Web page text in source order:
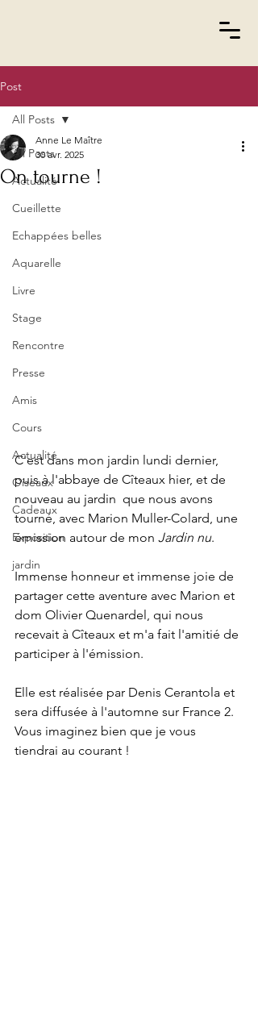
Post
All Posts
Actualité
Cueillette
Echappées belles
Aquarelle
Livre
Stage
Rencontre
Presse
Amis
Cours
Actualité
Oiseaux
Cadeaux
Exposition
jardin
All Posts
On tourne !
Anne Le Maître
30 avr. 2025
C'est dans mon jardin lundi dernier,
puis à l'abbaye de Cîteaux hier, et de
nouveau au jardin  que nous avons
tourné, avec Marion Muller-Colard, une
émission autour de mon Jardin nu.
Immense honneur et immense joie de
partager cette aventure avec Marion et
dom Olivier Quenardel, qui nous
recevait à Cîteaux et m'a fait l'amitié de
participer à l'émission.
Elle est réalisée par Denis Cerantola et
sera diffusée à l'automne sur France 2.
Vous imaginez bien que je vous
tiendrai au courant !